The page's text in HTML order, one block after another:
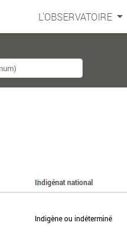
L'OBSERVATOIRE
Indigénat national
Indigène ou indéterminé